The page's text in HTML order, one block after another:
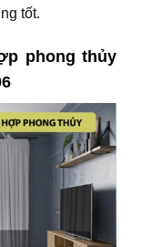
tốt.
phong thủy